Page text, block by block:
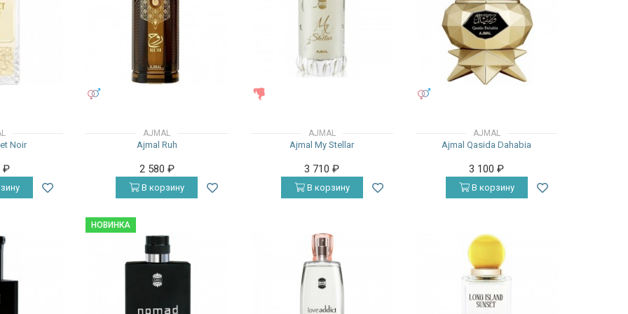
Noir
₽
AJMAL
Ajmal Ruh
2 580 ₽
В корзину
AJMAL
Ajmal My Stellar
3 710₽
В корзину
AJMAL
Ajmal Qasida Dahabia
3 100₽
В корзину
НОВИНКА